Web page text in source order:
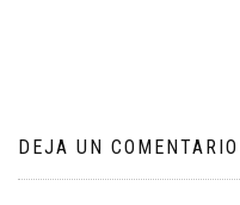
DEJA UN COMENTARIO